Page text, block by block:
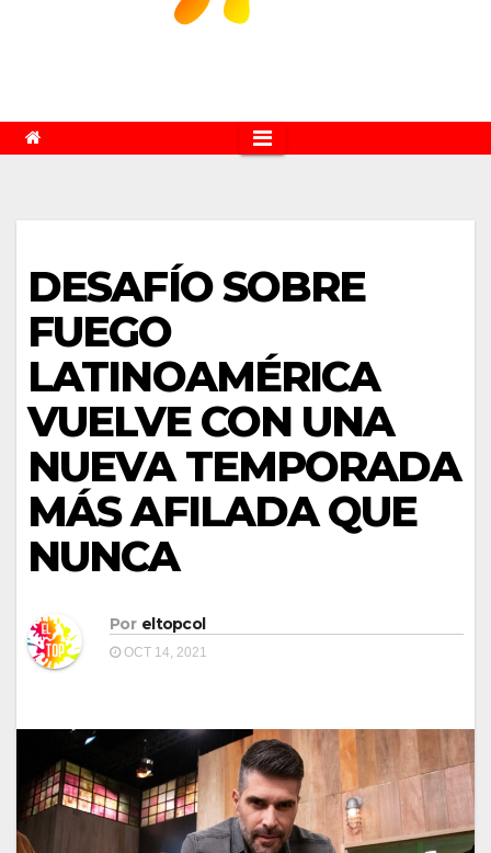
DESAFÍO SOBRE
FUEGO
LATINOAMÉRICA
VUELVE CON UNA
NUEVA TEMPORADA
MÁS AFILADA QUE
NUNCA
Por eltopcol
OCT 14, 2021